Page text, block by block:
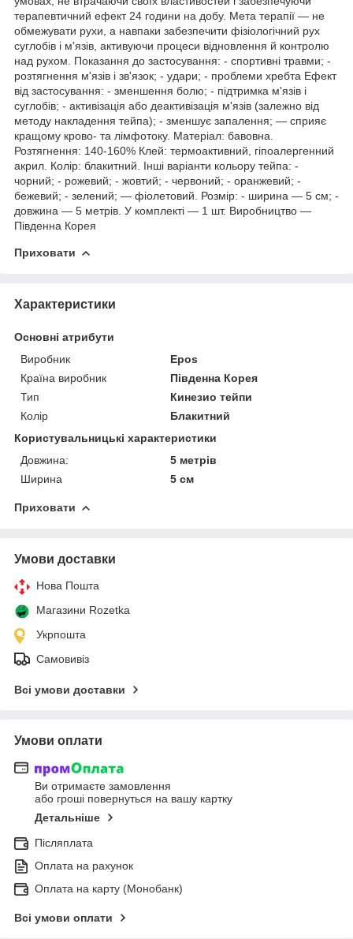
терапевтичний ефект 24 години на добу. Мета терапії — не
обмежувати рухи, а навпаки забезпечити фізіологічний рух
суглобів і м'язів, активуючи процеси відновлення й контролю
над рухом. Показання до застосування: - спортивні травми; -
розтягнення м'язів і зв'язок; - удари; - проблеми хребта Ефект
від застосування: - зменшення болю; - підтримка м'язів і
суглобів; - активізація або деактивізація м'язів (залежно від
методу накладення тейпа); - зменшує запалення; — сприяє
кращому крово- та лімфотоку. Матеріал: бавовна.
Розтягнення: 140-160% Клей: термоактивний, гіпоалергенний
акрил. Колір: блакитний. Інші варіанти кольору тейпа: -
чорний; - рожевий; - жовтий; - червоний; - оранжевий; -
бежевий; - зелений; — фіолетовий. Розмір: - ширина — 5 см; -
довжина — 5 метрів. У комплекті — 1 шт. Виробництво —
Південна Корея
Приховати
Характеристики
Основні атрибути
Виробник
Epos
Країна виробник
Південна Корея
Тип
Кинезио тейпи
Колір
Блакитний
Користувальницькі характеристики
Довжина:
5 метрів
Ширина
5 см
Приховати
Умови доставки
Нова Пошта
Магазини Rozetka
Укрпошта
Самовивіз
Всі умови доставки
Умови оплати
Ви отримаєте замовлення
або гроші повернуться на вашу картку
Детальніше
Післяплата
Оплата на рахунок
Оплата на карту (Монобанк)
Всі умови оплати